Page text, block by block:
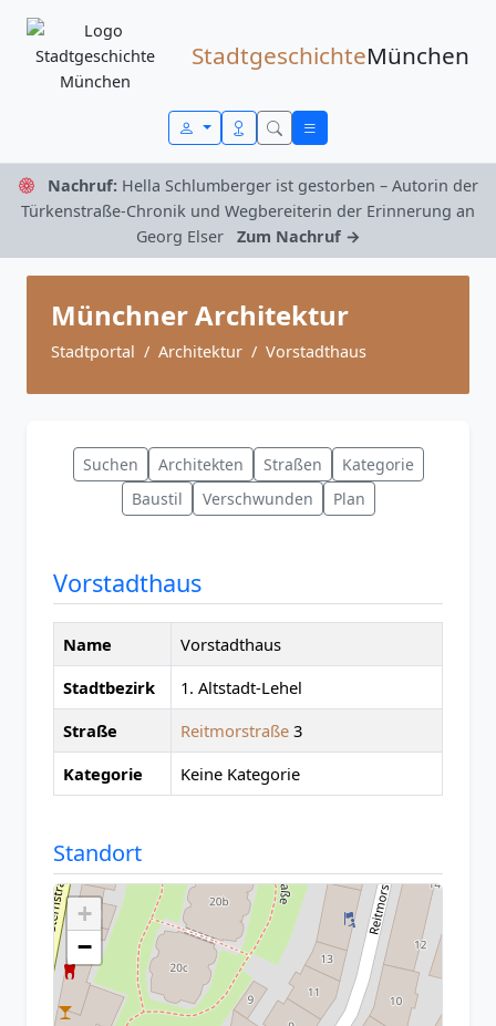
StadtgeschichteMünchen
Nachruf: Hella Schlumberger ist gestorben – Autorin der
Türkenstraße-Chronik und Wegbereiterin der Erinnerung an
Georg Elser
Zum Nachruf →
Münchner Architektur
Stadtportal Architektur Vorstadthaus
Suchen Architekten Straßen
Kategorie
Baustil
Verschwunden Plan
Vorstadthaus
Name
Vorstadthaus
Stadtbezirk
1. Altstadt-Lehel
Straße
Reitmorstraße 3
Kategorie
Keine Kategorie
Standort
+
−